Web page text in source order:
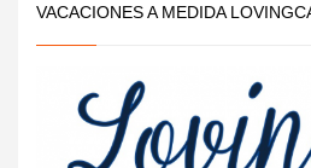
VACACIONES A MEDIDA